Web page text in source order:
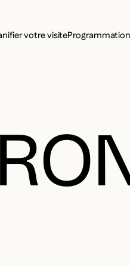
votre visiteProgrammation